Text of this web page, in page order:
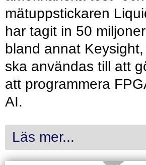
mätuppstickaren
har tagit in 50
bland annat
ska användas till att
att programmera
AI.
Läs mer...